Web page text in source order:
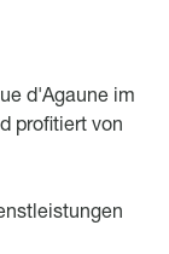
d'Agaune im
profitiert von